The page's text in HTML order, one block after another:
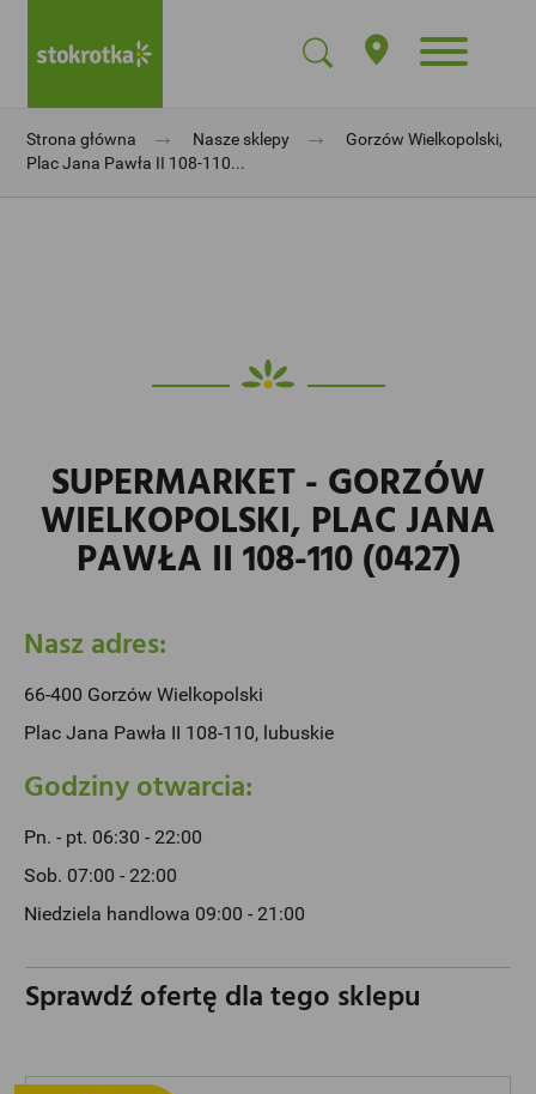
Strona główna → Nasze sklepy →
Gorzów Wielkopolski,
Plac Jana Pawła II 108-110...
SUPERMARKET - GORZÓW
WIELKOPOLSKI, PLAC JANA
PAWŁA II 108-110 (0427)
Nasz adres:
66-400 Gorzów Wielkopolski
Plac Jana Pawła II 108-110, lubuskie
Godziny otwarcia:
Pn. - pt. 06:30 - 22:00
Sob. 07:00 - 22:00
Niedziela handlowa 09:00 - 21:00
Sprawdź ofertę dla tego sklepu